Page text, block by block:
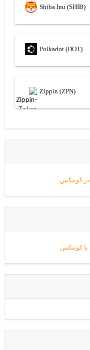
Shiba Inu (SHIB)
Polkadot (DOT)
Zippin (ZPN)